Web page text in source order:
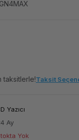
taksitlerle!Taksit
Yazıcı
Ay
Yok